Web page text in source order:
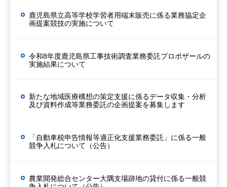
鹿児島県立高等学校学習者用端末販売に係る業務協定企
画提案競技の実施について
令和8年度鹿児島県工事技術調査業務委託プロポザールの
実施結果について
新たな地域医療構想の策定支援に係るデータ収集・分析
及び資料作成等業務委託の企画提案を募集します
「自動車税申告情報等適正化支援業務委託」に係る一般
競争入札について（公告）
農業開発総合センター大隅支場跡地の貸付に係る一般競